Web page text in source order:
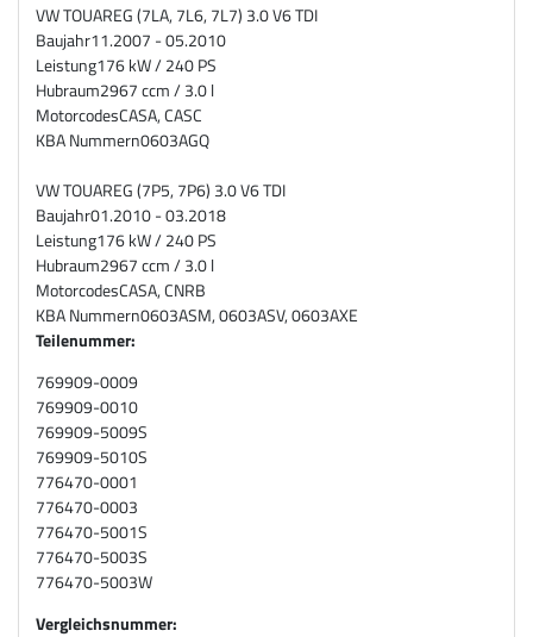
VW TOUAREG (7LA, 7L6, 7L7) 3.0 V6 TDI
Baujahr11.2007 - 05.2010
Leistung176 kW / 240 PS
Hubraum2967 ccm / 3.0 l
MotorcodesCASA, CASC
KBA Nummern0603AGQ
VW TOUAREG (7P5, 7P6) 3.0 V6 TDI
Baujahr01.2010 - 03.2018
Leistung176 kW / 240 PS
Hubraum2967 ccm / 3.0 l
MotorcodesCASA, CNRB
KBA Nummern0603ASM, 0603ASV, 0603AXE
Teilenummer:
769909-0009
769909-0010
769909-5009S
769909-5010S
776470-0001
776470-0003
776470-5001S
776470-5003S
776470-5003W
Vergleichsnummer: